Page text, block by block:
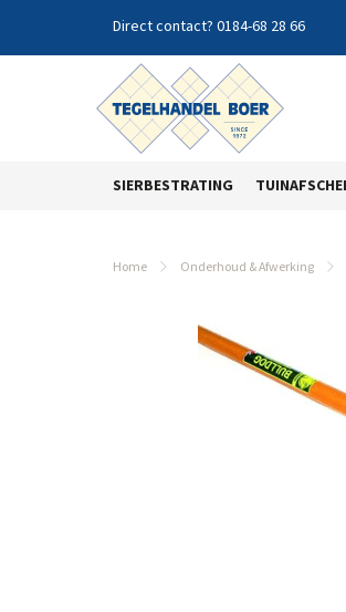
0184-68 28 66
SIERBESTRATING
Home Onderhoud & Afwerking